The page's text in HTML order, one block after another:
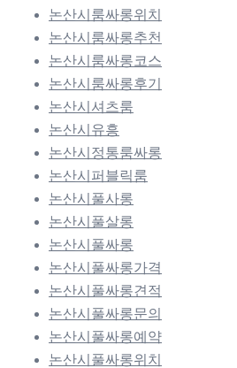
논산시룸싸롱위치
논산시룸싸롱추천
논산시룸싸롱코스
논산시룸싸롱후기
논산시셔츠룸
논산시유흥
논산시정통룸싸롱
논산시퍼블릭룸
논산시풀사롱
논산시풀살롱
논산시풀싸롱
논산시풀싸롱가격
논산시풀싸롱견적
논산시풀싸롱문의
논산시풀싸롱예약
논산시풀싸롱위치